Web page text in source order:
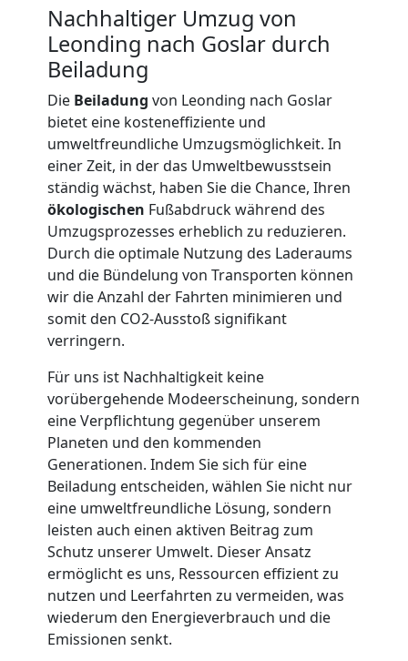
Nachhaltiger Umzug von
Leonding nach Goslar durch
Beiladung
Die Beiladung von Leonding nach Goslar
bietet eine kosteneffiziente und
umweltfreundliche Umzugsmöglichkeit. In
einer Zeit, in der das Umweltbewusstsein
ständig wächst, haben Sie die Chance, Ihren
ökologischen Fußabdruck während des
Umzugsprozesses erheblich zu reduzieren.
Durch die optimale Nutzung des Laderaums
und die Bündelung von Transporten können
wir die Anzahl der Fahrten minimieren und
somit den CO2-Ausstoß signifikant
verringern.
Für uns ist Nachhaltigkeit keine
vorübergehende Modeerscheinung, sondern
eine Verpflichtung gegenüber unserem
Planeten und den kommenden
Generationen. Indem Sie sich für eine
Beiladung entscheiden, wählen Sie nicht nur
eine umweltfreundliche Lösung, sondern
leisten auch einen aktiven Beitrag zum
Schutz unserer Umwelt. Dieser Ansatz
ermöglicht es uns, Ressourcen effizient zu
nutzen und Leerfahrten zu vermeiden, was
wiederum den Energieverbrauch und die
Emissionen senkt.
LKW
Möbellift
Leonding
Übersiedlung
Leonding
Klaviertransport
Leonding
Privatumzug
Leonding
Tresortransport
Leonding